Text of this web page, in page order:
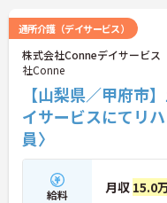
通所介護（デイサービス）
株式会社Conneデイサービ
社Conne
【山梨県／甲府市
イサービスにてリ
員〉
給料 月収 15.0